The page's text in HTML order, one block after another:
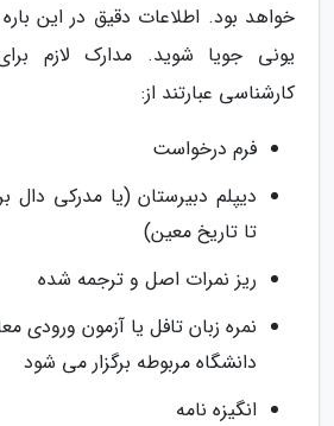
خواهد بود. اطلاعات دقیق در این
یونی جویا شوید. مدارک لازم
کارشناسی عبارتند از:
فرم درخواست
دیپلم دبیرستان (یا مدرکی دال
تا تاریخ معین)
ریز نمرات اصل و ترجمه شده
نمره زبان تافل یا آزمون ورودی
دانشگاه مربوطه برگزار می شود
انگیزه نامه